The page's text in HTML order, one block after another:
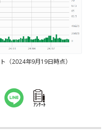
（2024年9月19日時点）
ｱﾝｹｰﾄ